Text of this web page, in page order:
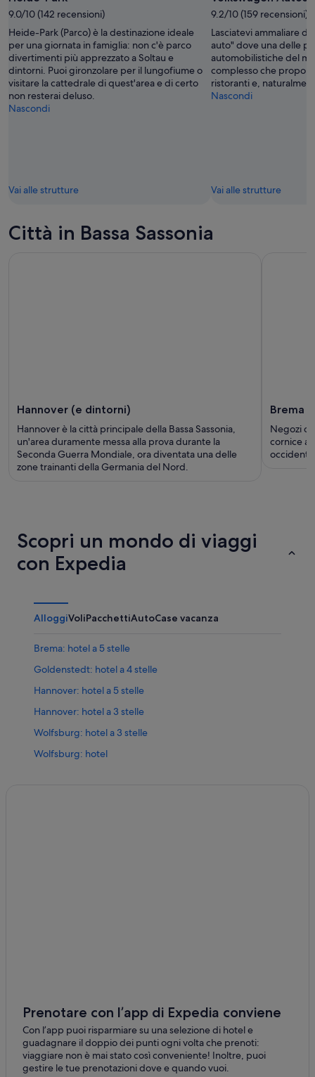
9.0/10 (142 recensioni)
Heide-Park (Parco) è la destinazione ideale
per una giornata in famiglia: non c'è parco
divertimenti più apprezzato a Soltau e
dintorni. Puoi gironzolare per il lungofiume o
visitare la cattedrale di quest'area e di certo
non resterai deluso.
Nascondi
Vai alle strutture
9.2/10 (159 recensioni)
Lasciatevi ammaliare
auto" dove una delle
automobilistiche del
complesso che
ristoranti e,
Nascondi
Vai alle strutture
Città in Bassa Sassonia
Hannover (e dintorni)
Hannover è la città principale della Bassa Sassonia,
un'area duramente messa alla prova durante la
Seconda Guerra Mondiale, ora diventata una delle
zone trainanti della Germania del Nord.
Brema
Negozi di
cornice a
Scopri un mondo di viaggi
con Expedia
AlloggiVoliPacchettiAutoCase vacanza
Brema: hotel a 5 stelle
Goldenstedt: hotel a 4 stelle
Hannover: hotel a 5 stelle
Hannover: hotel a 3 stelle
Wolfsburg: hotel a 3 stelle
Wolfsburg: hotel
Over: Lindner Hotels
Hannover: hotel Best Western
Celle: Accor Hotels
Berna: Case private in affitto
Prenotare con l’app di Expedia conviene
Con l’app puoi risparmiare su una selezione di hotel e
guadagnare il doppio dei punti ogni volta che prenoti:
viaggiare non è mai stato così conveniente! Inoltre, puoi
gestire le tue prenotazioni dove e quando vuoi.